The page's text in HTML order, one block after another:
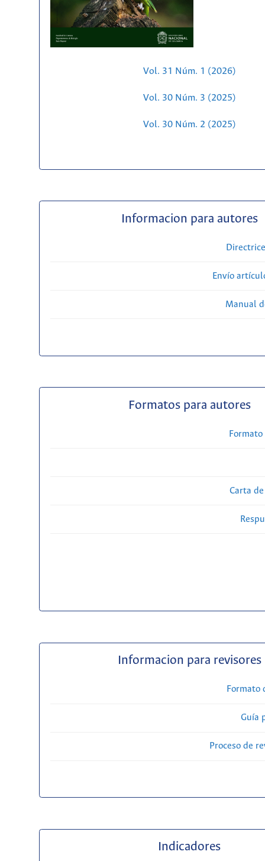
Vol. 31 Núm. 1 (2026)
Vol. 30 Núm. 3 (2025)
Vol. 30 Núm. 2 (2025)
Informacion para autores
Envío
Manual
Formatos para autores
Carta
Informacion para revisores
Formato
Guía
Proceso de
Indicadores